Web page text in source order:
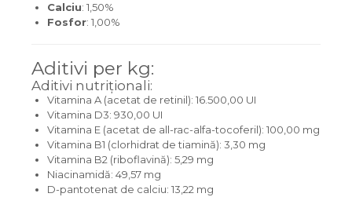
Calciu: 1,50%
Fosfor: 1,00%
Aditivi per kg:
Aditivi nutriționali:
Vitamina A (acetat de retinil): 16.500,00 UI
Vitamina D3: 930,00 UI
Vitamina E (acetat de all-rac-alfa-tocoferil): 100,00 mg
Vitamina B1 (clorhidrat de tiamină): 3,30 mg
Vitamina B2 (riboflavină): 5,29 mg
Niacinamidă: 49,57 mg
D-pantotenat de calciu: 13,22 mg